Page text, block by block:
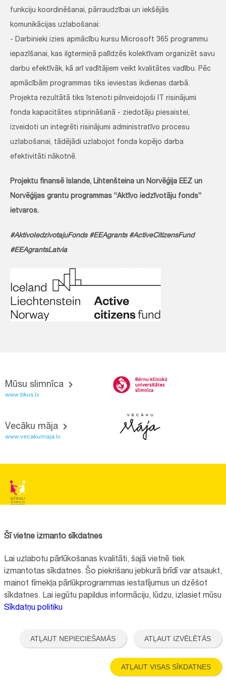
funkciju koordinēšanai, pārraudzībai un iekšējās
komunikācijas uzlabošanai:
- Darbinieki izies apmācību kursu Microsoft 365 programmu
iepazīšanai, kas ilgtermiņā palīdzēs kolektīvam organizēt savu
darbu efektīvāk, kā arī vadītājiem veikt kvalitātes vadību. Pēc
apmācībām programmas tiks ieviestas ikdienas darbā.
Projekta rezultātā tiks īstenoti pilnveidojoši IT risinājumi
fonda kapacitātes stiprināšanā - ziedotāju piesaistei,
izveidoti un integrēti risinājumi administratīvo procesu
uzlabošanai, tādējādi uzlabojot fonda kopējo darba
efektivitāti nākotnē.
Projektu finansē Islande, Lihtenšteina un Norvēģija EEZ un
Norvēģijas grantu programmas “Aktīvo iedzīvotāju fonds”
ietvaros.
#AktivoIedzivotajuFonds #EEAgrants #ActiveCitizensFund
#EEAgrantsLatvia
Mūsu slimnīca
www.bkus.lv
Vecāku māja
www.vecakumaja.lv
Reģistrācijas nr.:40008057120
+371 67064475
Visi kontakti
"Aktīvo iedzīvotāju fonds" finansētā projekta "
Bērnu slimnīcas fonda
ilgtspējīgas attīstības veicināšana
" ietvaros.
Šī vietne izmanto sīkdatnes
Lai uzlabotu pārlūkošanas kvalitāti, šajā vietnē tiek
izmantotas sīkdatnes. Šo piekrišanu jebkurā brīdī var atsaukt,
mainot tīmekļa pārlūkprogrammas iestatījumus un dzēšot
sīkdatnes. Lai iegūtu papildus informāciju, lūdzu, izlasiet mūsu
Sīkdatņu politiku
ATĻAUT NEPIECIEŠAMĀS ATĻAUT IZVĒLĒTĀS
ATĻAUT VISAS SĪKDATNES